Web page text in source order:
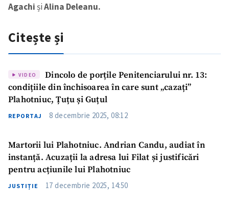
Trimite o informație
Despre ZdG
in English
AgachișiAlina Deleanu.
Citește și
VIDEO
Dincolo de porțile Penitenciarului nr. 13:
condițiile din închisoarea în care sunt „cazați”
Plahotniuc, Țuțu și Guțul
REPORTAJ 8 decembrie 2025, 08:12
Martorii lui Plahotniuc. Andrian Candu, audiat în
instanță. Acuzații la adresa lui Filat și justificări
pentru acțiunile lui Plahotniuc
JUSTIȚIE 17 decembrie 2025, 14:50